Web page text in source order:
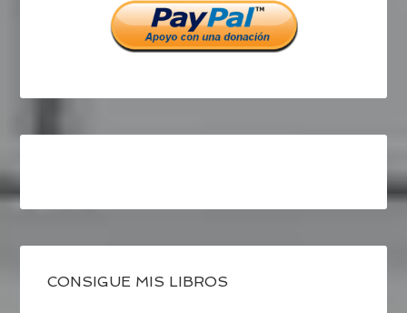
CONSIGUE MIS LIBROS